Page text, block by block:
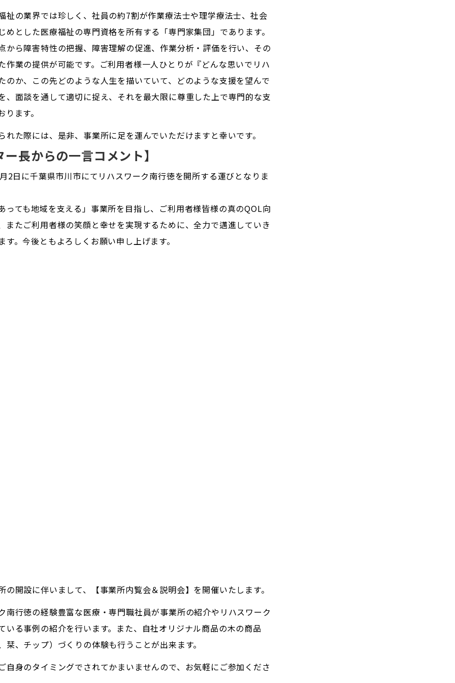
祉の業界では珍しく、社員の約7割が作業療法士や理学療法士、社会
めとした医療福祉の専門資格を所有する「専門家集団」であります。
から障害特性の把握、障害理解の促進、作業分析・評価を行い、その
作業の提供が可能です。ご利用者様一人ひとりが『どんな思いでリハ
のか、この先どのような人生を描いていて、どのような支援を望んで
、面談を通して適切に捉え、それを最大限に尊重した上で専門的な支
ります。
れた際には、是非、事業所に足を運んでいただけますと幸いです。
ー長からの一言コメント】
2日に千葉県市川市にてリハスワーク南行徳を開所する運びとなりま
っても地域を支える」事業所を目指し、ご利用者様皆様の真のQOL向
またご利用者様の笑顔と幸せを実現するために、全力で邁進していき
す。今後ともよろしくお願い申し上げます。
の開設に伴いまして、【事業所内覧会＆説明会】を開催いたします。
南行徳の経験豊富な医療・専門職社員が事業所の紹介やリハスワーク
いる事例の紹介を行います。また、自社オリジナル商品の木の商品
栞、チップ）づくりの体験も行うことが出来ます。
自身のタイミングでされてかまいませんので、お気軽にご参加くださ